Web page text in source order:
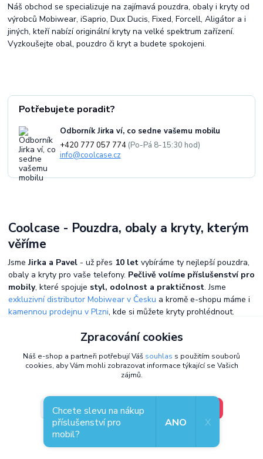
Potřebujete poradit?
Odborník Jirka ví, co sedne vašemu mobilu
+420 777 057 774 (Po-Pá 8-15:30 hod)
info@coolcase.cz
Náš obchod se specializuje na zajímavá pouzdra, obaly i kryty od
výrobců Mobiwear, iSaprio, Dux Ducis, Fixed, Forcell, Aligátor a i
jiných, kteří nabízí originální kryty na velké spektrum zařízení.
Vyzkoušejte obal, pouzdro či kryt a budete spokojeni.
Coolcase - Pouzdra, obaly a kryty, kterým
věříme
JsmeJirka a Pavel - už přes 10 let vybíráme ty nejlepší pouzdra,
obaly a kryty pro vaše telefony. Pečlivě volíme příslušenství pro
mobily, které spojuje styl, odolnost a praktičnost. Jsme
exkluzivní distributor Mobiwear v Česku a kromě e-shopu máme i
kamennou prodejnu v Plzni, kde si můžete kryty prohlédnout.
Zpracování cookies
Náš e-shop a partneři potřebují Váš souhlas s použitím souborů
cookies, aby Vám mohli zobrazovat informace týkající se Vašich
zájmů.
Nastavení V pořádku, jdu si vybrat
Souhlas můžete odmítnout
Chcete slevu na nákup
příslušenství pro
mobil?
ANO X